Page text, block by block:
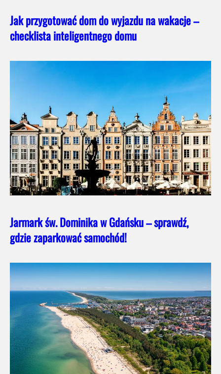
Jak przygotować dom do wyjazdu na wakacje –
checklista inteligentnego domu
Jarmark św. Dominika w Gdańsku – sprawdź,
gdzie zaparkować samochód!